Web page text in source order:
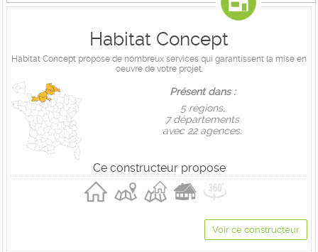
Habitat Concept
Habitat Concept propose de nombreux services qui garantissent la mise en
oeuvre de votre projet.
Présent dans :
5 règions,
7 départements
avec 22 agences.
Ce constructeur propose
Voir ce constructeur